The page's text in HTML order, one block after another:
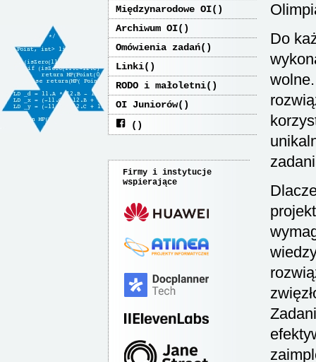
Międzynarodowe OI
Archiwum OI
Omówienia zadań
Linki
RODO i małoletni
OI Juniorów
Firmy i instytucje
wspierające
Do